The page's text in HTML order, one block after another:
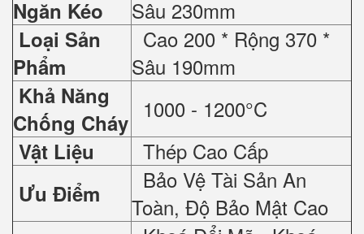
Ngăn Kéo
Sâu 230mm
Loại Sản
Phẩm
Cao 200 * Rộng 370 *
Sâu 190mm
Khả Năng
Chống Cháy 1000 - 1200°C
Vật Liệu Thép Cao Cấp
Ưu Điểm
Bảo Vệ Tài Sản An
Toàn, Độ Bảo Mật Cao